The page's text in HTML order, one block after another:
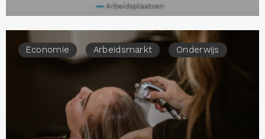
Economie Arbeidsmarkt Onderwijs